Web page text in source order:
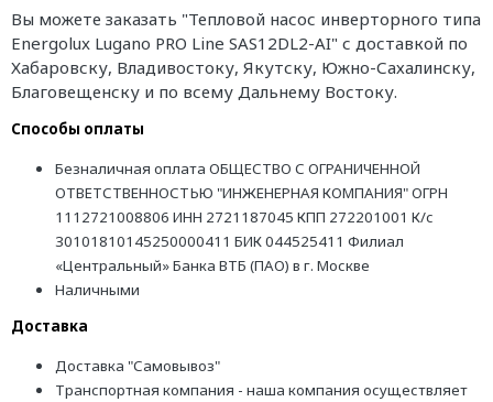
Вы можете заказать "Тепловой насос инверторного типа
Energolux Lugano PRO Line SAS12DL2-AI" с доставкой по
Хабаровску, Владивостоку, Якутску, Южно-Сахалинску,
Благовещенску и по всему Дальнему Востоку.
Способы оплаты
Безналичная оплата ОБЩЕСТВО С ОГРАНИЧЕННОЙ
ОТВЕТСТВЕННОСТЬЮ "ИНЖЕНЕРНАЯ КОМПАНИЯ" ОГРН
1112721008806 ИНН 2721187045 КПП 272201001 К/с
30101810145250000411 БИК 044525411 Филиал
«Центральный» Банка ВТБ (ПАО) в г. Москве
Наличными
Доставка
Доставка "Самовывоз"
Транспортная компания - наша компания осуществляет